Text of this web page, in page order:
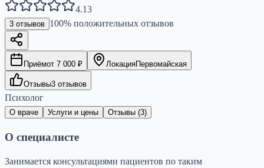
4.13
3 отзывов 100% положительных отзывов
Приёмот 7 000 ₽ ЛокацияПервомайская
Отзывы3 отзывов
Психолог
О враче Услуги и цены Отзывы (3)
О специалисте
Занимается консультациями пациентов по таким